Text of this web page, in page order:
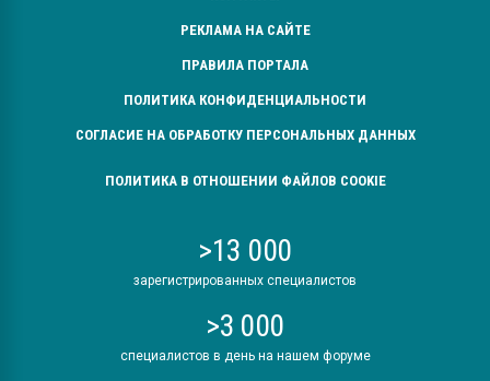
РЕКЛАМА НА САЙТЕ
ПРАВИЛА ПОРТАЛА
ПОЛИТИКА КОНФИДЕНЦИАЛЬНОСТИ
СОГЛАСИЕ НА ОБРАБОТКУ ПЕРСОНАЛЬНЫХ ДАННЫХ
ПОЛИТИКА В ОТНОШЕНИИ ФАЙЛОВ COOKIE
>13 000
зарегистрированных специалистов
>3 000
специалистов в день на нашем форуме